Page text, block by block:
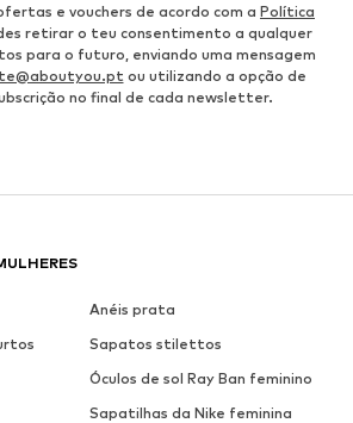
e vouchers de acordo com a Política
retirar o teu consentimento a qualquer
para o futuro, enviando uma mensagem
ou utilizando a opção de
no final de cada newsletter.
Anéis prata
Sapatos stilettos
Óculos de sol Ray Ban feminino
Sapatilhas da Nike feminina